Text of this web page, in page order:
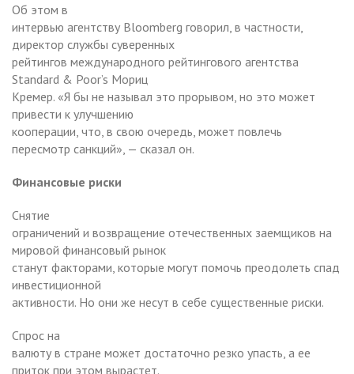
Об этом в
интервью агентству Bloomberg говорил, в частности,
директор службы суверенных
рейтингов международного рейтингового агентства
Standard & Poor’s Мориц
Кремер. «Я бы не называл это прорывом, но это может
привести к улучшению
кооперации, что, в свою очередь, может повлечь
пересмотр санкций», — сказал он.
Финансовые риски
Снятие
ограничений и возвращение отечественных заемщиков на
мировой финансовый рынок
станут факторами, которые могут помочь преодолеть спад
инвестиционной
активности. Но они же несут в себе существенные риски.
Спрос на
валюту в стране может достаточно резко упасть, а ее
приток при этом вырастет.